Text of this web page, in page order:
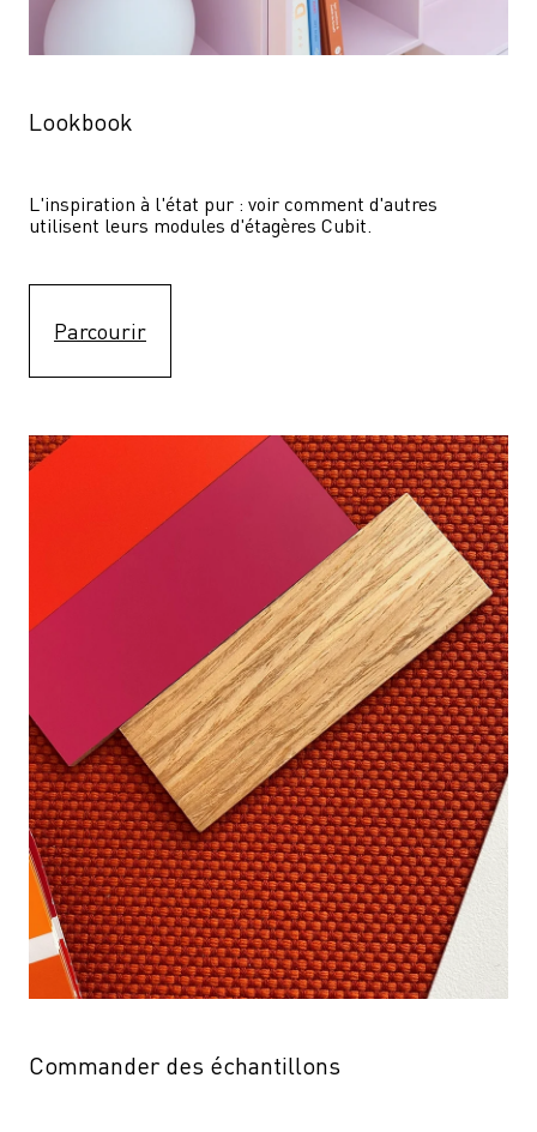
Lookbook
L'inspiration à l'état pur : voir comment d'autres
utilisent leurs modules d'étagères Cubit.
Parcourir
Commander des échantillons